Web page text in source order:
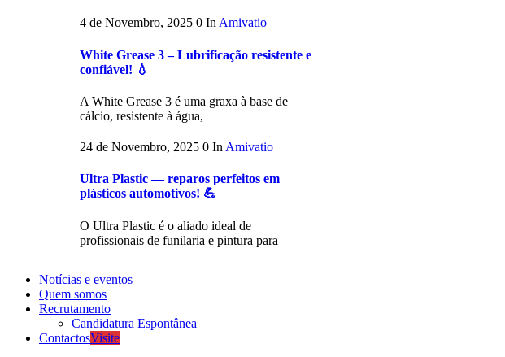
4 de Novembro, 2025 0 InAmivatio
White Grease 3 – Lubrificação resistente e
confiável! 💧
A White Grease 3 é uma graxa à base de
cálcio, resistente à água,
24 de Novembro, 2025 0 In Amivatio
Ultra Plastic — reparos perfeitos em
plásticos automotivos! 💪
O Ultra Plastic é o aliado ideal de
profissionais de funilaria e pintura para
Notícias e eventos
Quem somos
Recrutamento
Candidatura Espontânea
ContactosVisite